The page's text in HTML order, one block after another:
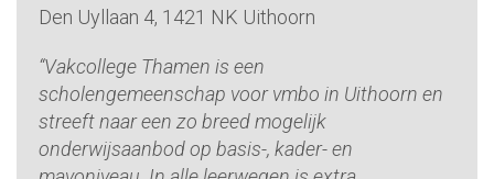
Den Uyllaan 4, 1421 NK Uithoorn
“Vakcollege Thamen is een
scholengemeenschap voor vmbo in Uithoorn en
streeft naar een zo breed mogelijk
onderwijsaanbod op basis-, kader- en